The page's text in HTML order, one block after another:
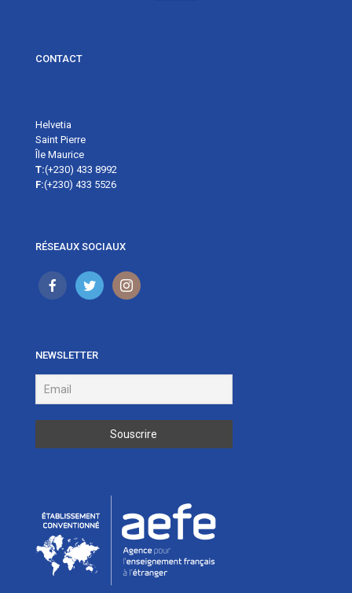
CONTACT
Helvetia
Saint Pierre
Île Maurice
T:(+230) 433 8992
F:(+230) 433 5526
RÉSEAUX SOCIAUX
NEWSLETTER